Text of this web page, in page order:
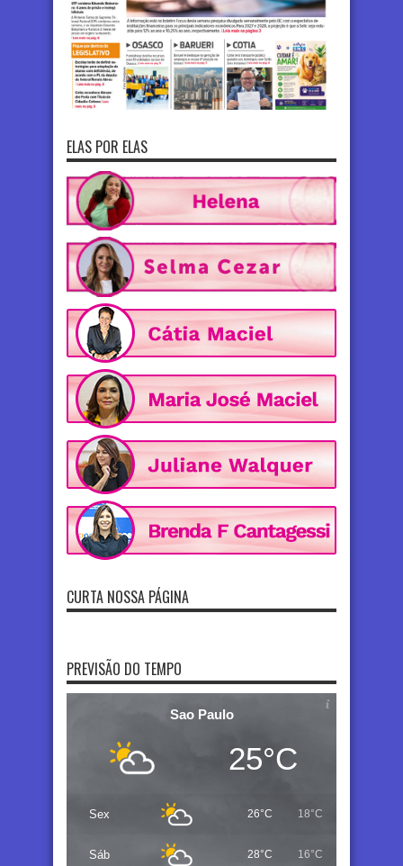
ELAS POR ELAS
CURTA NOSSA PÁGINA
PREVISÃO DO TEMPO
Sao Paulo
25°C
Sex 26°C 18°C
Sáb 28°C 16°C